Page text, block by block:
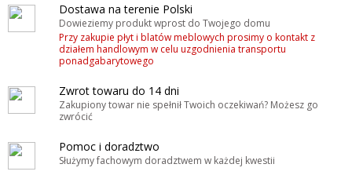
Dostawa na terenie Polski
Dowieziemy produkt wprost do Twojego domu
Przy zakupie płyt i blatów meblowych prosimy o kontakt z
działem handlowym w celu uzgodnienia transportu
ponadgabarytowego
Zwrot towaru do 14 dni
Zakupiony towar nie spełnił Twoich oczekiwań? Możesz go
zwrócić
Pomoc i doradztwo
Służymy fachowym doradztwem w każdej kwestii